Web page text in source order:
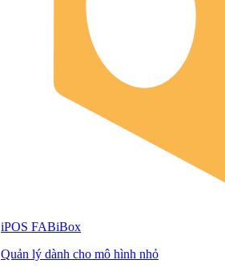
iPOS FABiBox
Quản lý dành cho mô hình nhỏ